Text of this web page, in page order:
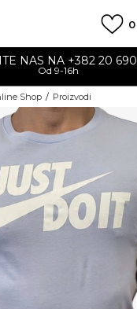
0
NAS NA +382 20
Od 9-16h
Shop Proizvodi